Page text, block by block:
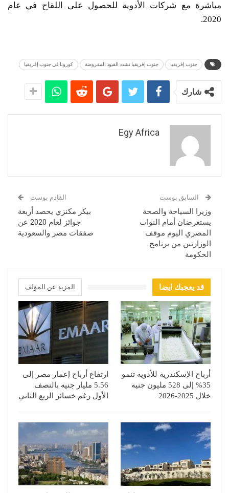
مباشرة مع شركات الأدوية للحصول على اللقاح في عام
2020.
جنوب إفريقيا جنوب إفريقيا تشدد القيود المفروضة كورونا في جنوب إفريقيا
شارك
Egy Africa
السابق بوست
وزيرا السياحة والصحة
يستعرضان أمام النواب
المصري اليوم موقف
الوزارتين من برنامج
الحكومة
القادم بوست
بيكر مكنزي يحصد أربعة
جوائز لعام 2020 عن
صفقات مصر والسعودية
قد يعجبك ايضا المزيد عن المؤلف
أرباح الإسكندرية للأدوية تنمو
35% إلى 528 مليون جنيه
خلال 2025-2026
ارتفاع أرباح إعمار مصر إلى
5.56 مليار جنيه بالنصف
الأول رغم خسائر الربع الثاني